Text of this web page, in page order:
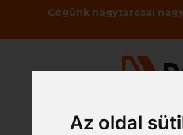
Az oldal
Cégünk nagytarcsai